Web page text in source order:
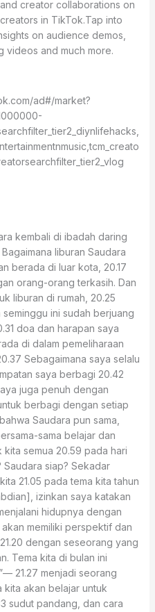
creator collaborations on
in TikTok.Tap into
on audience demos,
videos and much more.
ad#/market?
kembali di ibadah daring
liburan Saudara
berada di luar kota, 20.17
orang-orang terkasih. Dan
liburan di rumah, 20.25
ini sudah berjuang
doa dan harapan saya
di dalam pemeliharaan
Sebagaimana saya selalu
saya berbagi 20.42
juga penuh dengan
berbagi dengan setiap
Saudara pun sama,
sama belajar dan
kita semua 20.59 pada hari
Saudara siap? Sekadar
21.05 pada tema kita tahun
izinkan saya katakan
hidupnya dengan
memiliki perspektif dan
dengan seseorang yang
Tema kita di bulan ini
21.27 menjadi seorang
akan belajar untuk
sudut pandang, dan cara